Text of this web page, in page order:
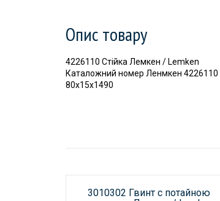
Опис товару
4226110 Стійка Лемкен / Lemken
Каталожний номер Ленмкен 4226110
80х15х1490
3010302 Гвинт с потайною